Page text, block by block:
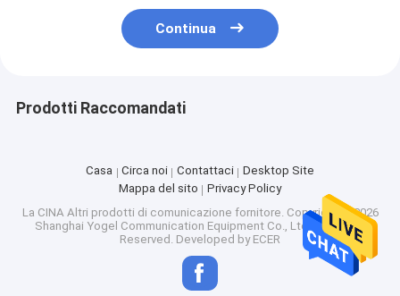
Continua
Prodotti Raccomandati
Casa Circa noi Contattaci
Desktop Site
Mappa del sito
Privacy Policy
La CINA Altri prodotti di comunicazione fornitore. Copyright © 2026
Shanghai Yogel Communication Equipment Co., Ltd.. All Rights
Reserved. Developed by ECER